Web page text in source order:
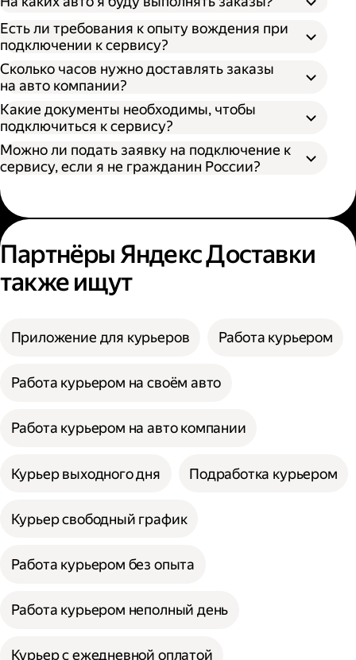
Есть ли требования к опыту вождения при
подключении к сервису?
Сколько часов нужно доставлять заказы
на авто компании?
Какие документы необходимы, чтобы
подключиться к сервису?
Можно ли подать заявку на подключение к
сервису, если я не гражданин России?
Партнёры Яндекс Доставки
также ищут
Приложение для курьеров Работа курьером
Работа курьером на своём авто
Работа курьером на авто компании
Курьер выходного дня Подработка курьером
Курьер свободный график
Работа курьером без опыта
Работа курьером неполный день
Курьер с ежедневной оплатой